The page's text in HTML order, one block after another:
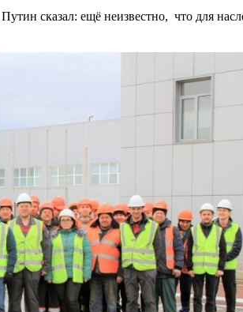
сказал: ещё неизвестно, что для